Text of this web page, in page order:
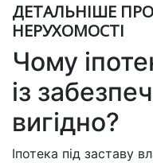
ДЕТАЛЬНІШЕ
НЕРУХОМОСТІ
Чому
із
вигідно?
Іпотека під заставу